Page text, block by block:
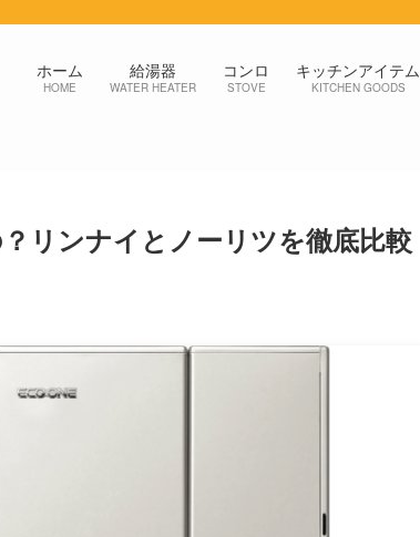
ホーム
HOME
給湯器
WATER HEATER
コンロ
STOVE
キッチンアイテム
KITCHEN GOODS
リンナイとノーリツを徹底比較